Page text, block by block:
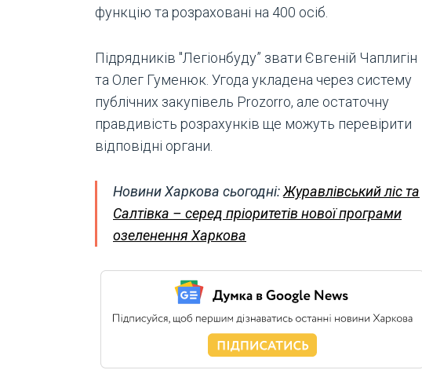
функцію та розраховані на 400 осіб.
Підрядників "Легіонбуду” звати Євгеній Чаплигін
та Олег Гуменюк. Угода укладена через систему
публічних закупівель Prozorro, але остаточну
правдивість розрахунків ще можуть перевірити
відповідні органи.
Новини Харкова сьогодні:Журавлівський ліс та
Салтівка – серед пріоритетів нової програми
озеленення Харкова